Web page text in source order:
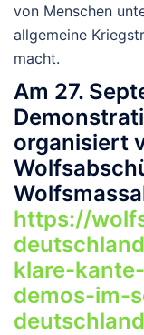
von Menschen
allgemeine
macht.
Am 27.
organisiert
https://
klare-
demos-im-